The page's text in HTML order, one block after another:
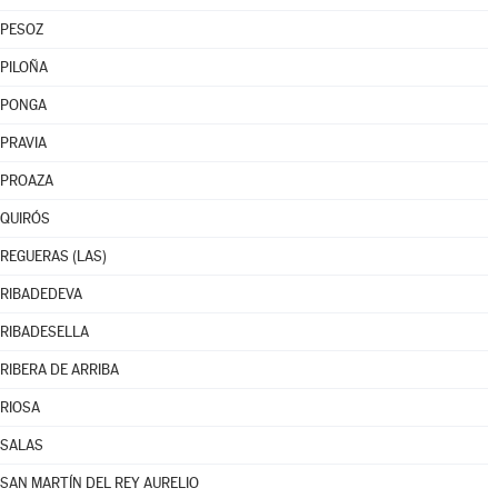
PESOZ
PILOÑA
PONGA
PRAVIA
PROAZA
QUIRÓS
REGUERAS (LAS)
RIBADEDEVA
RIBADESELLA
RIBERA DE ARRIBA
RIOSA
SALAS
SAN MARTÍN DEL REY AURELIO